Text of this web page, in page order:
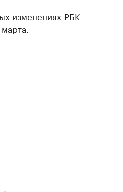
изменениях РБК